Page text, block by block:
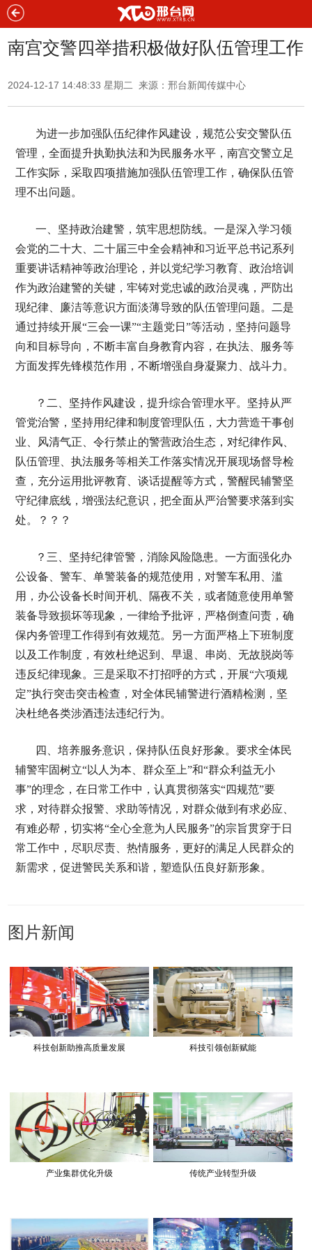
南宫交警四举措积极做好队伍管理工作
2024-12-17 14:48:33 星期二 来源：邢台新闻传媒中心
为进一步加强队伍纪律作风建设，规范公安交警队伍
管理，全面提升执勤执法和为民服务水平，南宫交警立足
工作实际，采取四项措施加强队伍管理工作，确保队伍管
理不出问题。
一、坚持政治建警，筑牢思想防线。一是深入学习领
会党的二十大、二十届三中全会精神和习近平总书记系列
重要讲话精神等政治理论，并以党纪学习教育、政治培训
作为政治建警的关键，牢铸对党忠诚的政治灵魂，严防出
现纪律、廉洁等意识方面淡薄导致的队伍管理问题。二是
通过持续开展“三会一课”“主题党日”等活动，坚持问题导
向和目标导向，不断丰富自身教育内容，在执法、服务等
方面发挥先锋模范作用，不断增强自身凝聚力、战斗力。
？二、坚持作风建设，提升综合管理水平。坚持从严
管党治警，坚持用纪律和制度管理队伍，大力营造干事创
业、风清气正、令行禁止的警营政治生态，对纪律作风、
队伍管理、执法服务等相关工作落实情况开展现场督导检
查，充分运用批评教育、谈话提醒等方式，警醒民辅警坚
守纪律底线，增强法纪意识，把全面从严治警要求落到实
处。？？？
？三、坚持纪律管警，消除风险隐患。一方面强化办
公设备、警车、单警装备的规范使用，对警车私用、滥
用，办公设备长时间开机、隔夜不关，或者随意使用单警
装备导致损坏等现象，一律给予批评，严格倒查问责，确
保内务管理工作得到有效规范。另一方面严格上下班制度
以及工作制度，有效杜绝迟到、早退、串岗、无故脱岗等
违反纪律现象。三是采取不打招呼的方式，开展“六项规
定”执行突击突击检查，对全体民辅警进行酒精检测，坚
决杜绝各类涉酒违法违纪行为。
四、培养服务意识，保持队伍良好形象。要求全体民
辅警牢固树立“以人为本、群众至上”和“群众利益无小
事”的理念，在日常工作中，认真贯彻落实“四规范”要
求，对待群众报警、求助等情况，对群众做到有求必应、
有难必帮，切实将“全心全意为人民服务”的宗旨贯穿于日
常工作中，尽职尽责、热情服务，更好的满足人民群众的
新需求，促进警民关系和谐，塑造队伍良好新形象。
图片新闻
科技创新助推高质量发展 科技引领创新赋能
产业集群优化升级 传统产业转型升级